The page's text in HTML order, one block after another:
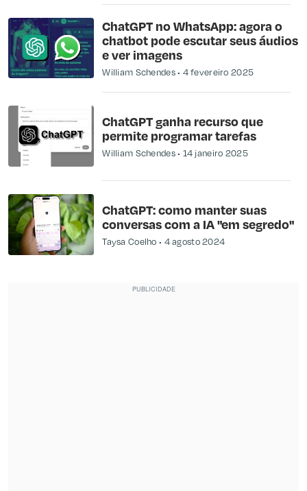
ChatGPT no WhatsApp: agora o
chatbot pode escutar seus áudios
e ver imagens
William Schendes 4 fevereiro 2025
ChatGPT ganha recurso que
permite programar tarefas
William Schendes 14 janeiro 2025
ChatGPT: como manter suas
conversas com a IA "em segredo"
Taysa Coelho 4 agosto 2024